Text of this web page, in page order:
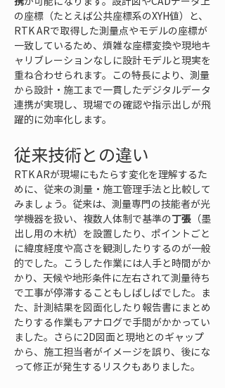
の座標（たとえば公共座標系のXYH値）と、
RTK ARで取得した測量点やモデルの座標が
一致しているため、煩雑な座標変換や現地キ
ャリブレーションなしに設計モデルと現実を
重ね合わせられます。この特長により、測量
から設計・施工まで一貫したデジタルデータ
連携が実現し、現場での確認や指示出しが飛
躍的に効率化します。
従来技術との違い
RTK ARが現場にもたらす変化を理解するた
めに、従来の測量・施工管理手法と比較して
みましょう。従来は、測量専門の技能者が光
学機器を扱い、複数人体制で基準の丁張 （墨
出し用の木杭）を設置したり、ポイントごと
に緯度経度や高さを観測したりするのが一般
的でした。こうした作業には人手と時間がか
かり、天候や地形条件に左右されて測量待ち
で工事が停滞することもしばしばでした。ま
た、計測結果を図面化したり報告書にまとめ
たりする作業もアナログで手間がかかってい
ました。さらに2D図面と現地とのギャップ
から、施工担当者がイメージを誤り、後にな
って修正が発生するリスクもありました。